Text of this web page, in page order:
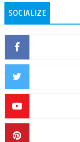
SOCIALIZE